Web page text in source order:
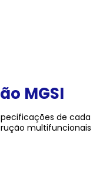
MGSI
de cada
multifuncionais